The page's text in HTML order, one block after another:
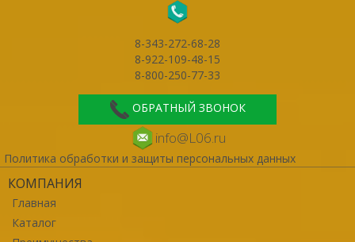
8-343-272-68-28
8-922-109-48-15
8-800-250-77-33
ОБРАТНЫЙ ЗВОНОК
info@L06.ru
Политика обработки и защиты персональных данных
КОМПАНИЯ
Главная
Каталог